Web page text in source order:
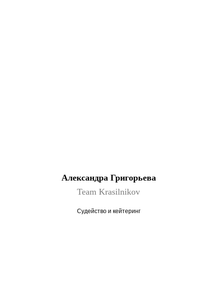
Александра Григорьева
Team Krasilnikov
Судейство и кейтеринг